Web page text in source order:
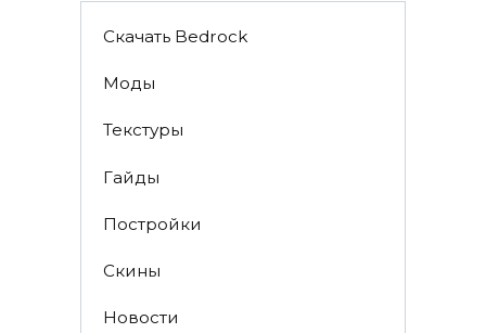
Скачать Bedrock
Моды
Текстуры
Гайды
Постройки
Скины
Новости